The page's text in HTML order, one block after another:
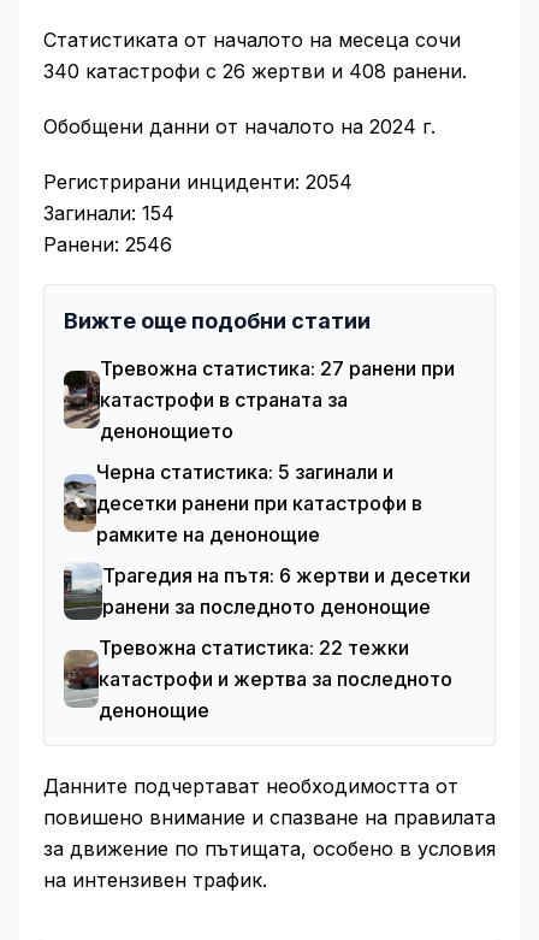
Статистиката от началото на месеца сочи
340 катастрофи с 26 жертви и 408 ранени.
Обобщени данни от началото на 2024 г.
Регистрирани инциденти: 2054
Загинали: 154
Ранени: 2546
Вижте още подобни статии
Тревожна статистика: 27 ранени при
катастрофи в страната за
денонощието
Черна статистика: 5 загинали и
десетки ранени при катастрофи в
рамките на денонощие
Трагедия на пътя: 6 жертви и десетки
ранени за последното денонощие
Тревожна статистика: 22 тежки
катастрофи и жертва за последното
денонощие
Данните подчертават необходимостта от
повишено внимание и спазване на правилата
за движение по пътищата, особено в условия
на интензивен трафик.